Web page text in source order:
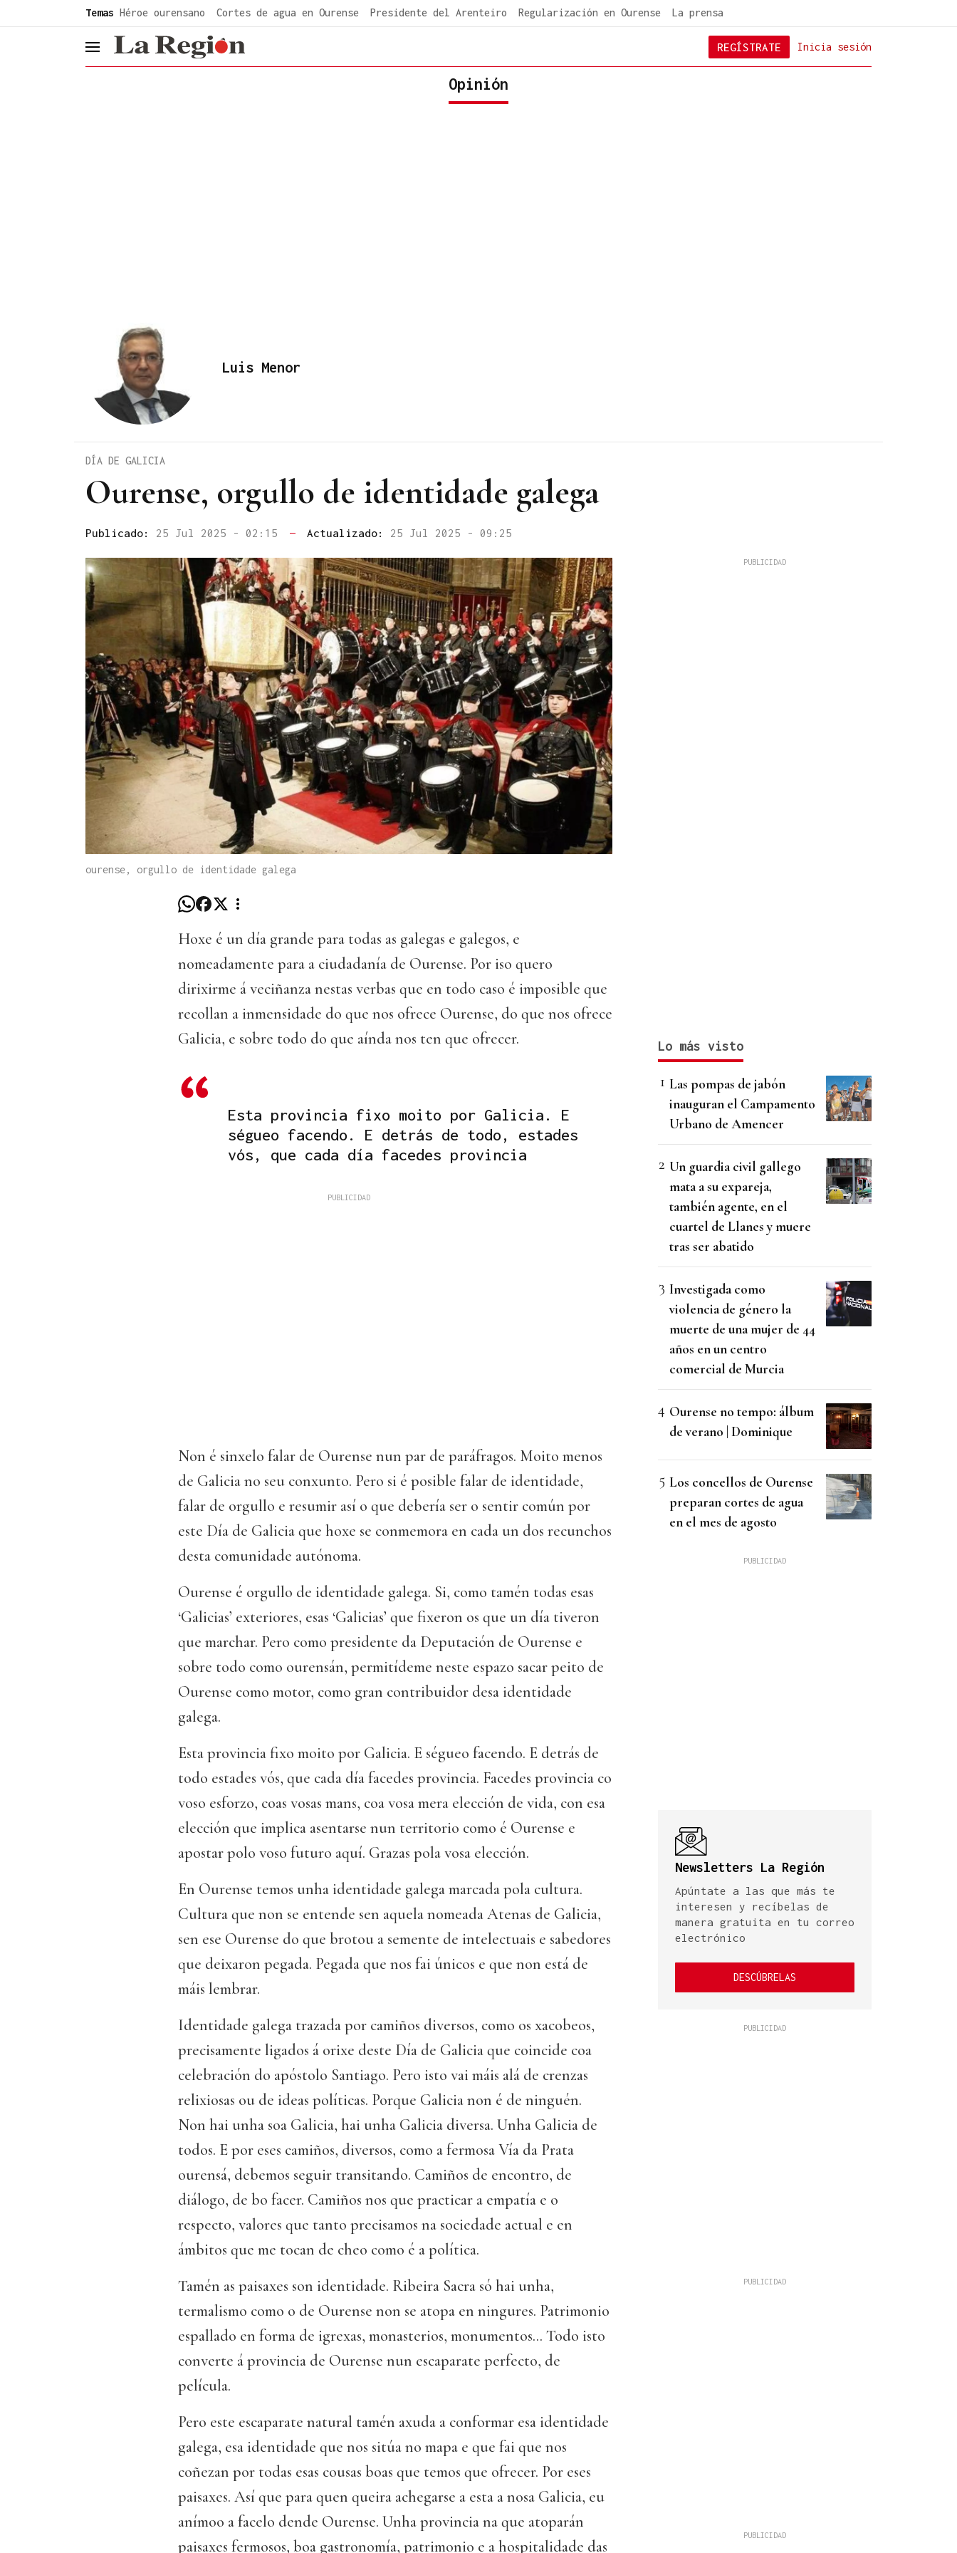
Temas Héroe ourensano Cortes de agua en Ourense Presidente del Arenteiro Regularización en Ourense La prensa
header.menu.open Inicia sesión
REGÍSTRATE
Opinión
Luis Menor
Ourense, orgullo de identidade galega
DÍA DE GALICIA
Publicado: 25 Jul 2025 - 02:15 — Actualizado: 25 Jul 2025 - 09:25
ourense, orgullo de identidade galega
Hoxe é un día grande para todas as galegas e galegos, e
nomeadamente para a ciudadanía de Ourense. Por iso quero
dirixirme á veciñanza nestas verbas que en todo caso é imposible que
recollan a inmensidade do que nos ofrece Ourense, do que nos ofrece
Galicia, e sobre todo do que aínda nos ten que ofrecer.
Esta provincia fixo moito por Galicia. E
ségueo facendo. E detrás de todo, estades
vós, que cada día facedes provincia
Non é sinxelo falar de Ourense nun par de paráfragos. Moito menos
de Galicia no seu conxunto. Pero si é posible falar de identidade,
falar de orgullo e resumir así o que debería ser o sentir común por
este Día de Galicia que hoxe se conmemora en cada un dos recunchos
desta comunidade autónoma.
Ourense é orgullo de identidade galega. Si, como tamén todas esas
‘Galicias’ exteriores, esas ‘Galicias’ que fixeron os que un día tiveron
que marchar. Pero como presidente da Deputación de Ourense e
sobre todo como ourensán, permitídeme neste espazo sacar peito de
Ourense como motor, como gran contribuidor desa identidade
galega.
Esta provincia fixo moito por Galicia. E ségueo facendo. E detrás de
todo estades vós, que cada día facedes provincia. Facedes provincia co
voso esforzo, coas vosas mans, coa vosa mera elección de vida, con esa
elección que implica asentarse nun territorio como é Ourense e
apostar polo voso futuro aquí. Grazas pola vosa elección.
En Ourense temos unha identidade galega marcada pola cultura.
Cultura que non se entende sen aquela nomeada Atenas de Galicia,
sen ese Ourense do que brotou a semente de intelectuais e sabedores
que deixaron pegada. Pegada que nos fai únicos e que non está de
máis lembrar.
Identidade galega trazada por camiños diversos, como os xacobeos,
precisamente ligados á orixe deste Día de Galicia que coincide coa
celebración do apóstolo Santiago. Pero isto vai máis alá de crenzas
relixiosas ou de ideas políticas. Porque Galicia non é de ninguén.
Non hai unha soa Galicia, hai unha Galicia diversa. Unha Galicia de
todos. E por eses camiños, diversos, como a fermosa Vía da Prata
ourensá, debemos seguir transitando. Camiños de encontro, de
diálogo, de bo facer. Camiños nos que practicar a empatía e o
respecto, valores que tanto precisamos na sociedade actual e en
ámbitos que me tocan de cheo como é a política.
Tamén as paisaxes son identidade. Ribeira Sacra só hai unha,
termalismo como o de Ourense non se atopa en ningures. Patrimonio
espallado en forma de igrexas, monasterios, monumentos... Todo isto
converte á provincia de Ourense nun escaparate perfecto, de
película.
Pero este escaparate natural tamén axuda a conformar esa identidade
galega, esa identidade que nos sitúa no mapa e que fai que nos
coñezan por todas esas cousas boas que temos que ofrecer. Por eses
paisaxes. Así que para quen queira achegarse a esta a nosa Galicia, eu
anímoo a facelo dende Ourense. Unha provincia na que atoparán
paisaxes fermosos, boa gastronomía, patrimonio e a hospitalidade das
Lo más visto
Las pompas de jabón
inauguran el Campamento
Urbano de Amencer
Un guardia civil gallego
mata a su expareja,
también agente, en el
cuartel de Llanes y muere
tras ser abatido
Investigada como
violencia de género la
muerte de una mujer de 44
años en un centro
comercial de Murcia
Ourense no tempo: álbum
de verano | Dominique
Los concellos de Ourense
preparan cortes de agua
en el mes de agosto
Newsletters La Región
Apúntate a las que más te
interesen y recíbelas de
manera gratuita en tu correo
electrónico
DESCÚBRELAS